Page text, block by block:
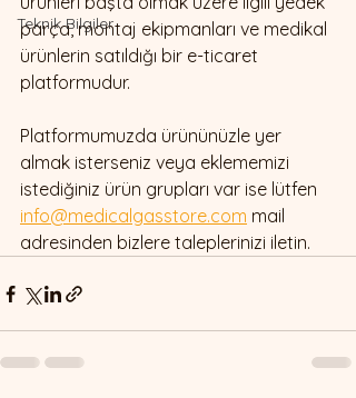
Teknik Bilgiler
parça, montaj ekipmanları ve medikal
ürünlerin satıldığı bir e-ticaret
platformudur.
Platformumuzda ürününüzle yer
almak isterseniz veya eklememizi
istediğiniz ürün grupları var ise lütfen
info@medicalgasstore.com mail
adresinden bizlere taleplerinizi iletin.